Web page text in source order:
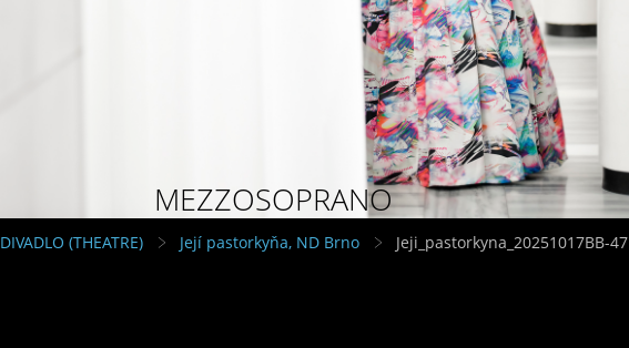
MEZZOSOPRANO
DIVADLO (THEATRE) Její pastorkyňa, ND Brno Jeji_pastorkyna_20251017BB-47